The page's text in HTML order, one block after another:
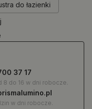
do łazienki
37 17
8 do 16 w dni robocze.
w dni robocze.